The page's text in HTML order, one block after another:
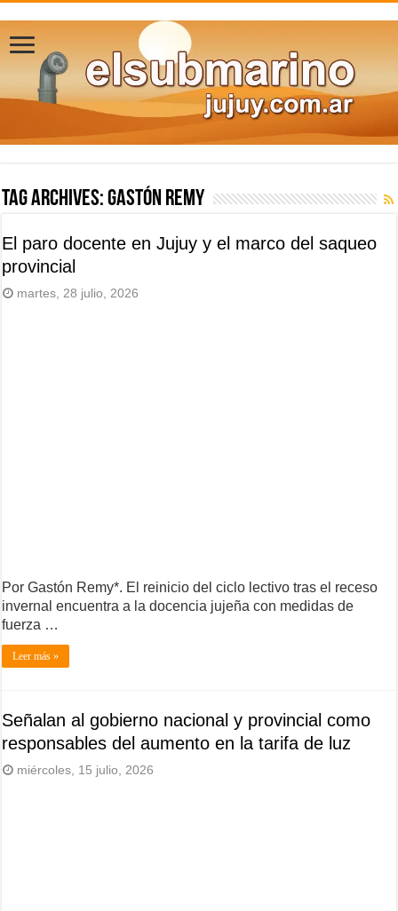
Tag Archives:Gastón Remy
El paro docente en Jujuy y el marco del saqueo
provincial
martes, 28 julio, 2026
Por Gastón Remy*. El reinicio del ciclo lectivo tras el receso
invernal encuentra a la docencia jujeña con medidas de
fuerza …
Leer más »
Señalan al gobierno nacional y provincial como
responsables del aumento en la tarifa de luz
miércoles, 15 julio, 2026